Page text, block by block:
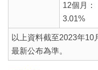
12個月：
3.01%
以上資料截至2023年10
最新公布為準。